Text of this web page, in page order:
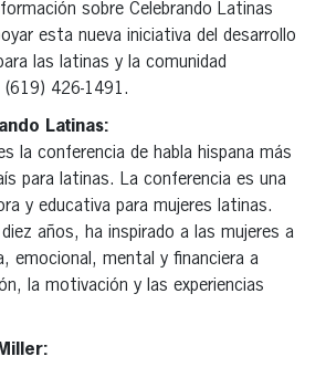
sobre Celebrando Latinas
esta nueva iniciativa del desarrollo
las latinas y la comunidad
(619) 426-1491.
Latinas:
la conferencia de habla hispana más
para latinas. La conferencia es una
y educativa para mujeres latinas.
años, ha inspirado a las mujeres a
emocional, mental y financiera a
la motivación y las experiencias